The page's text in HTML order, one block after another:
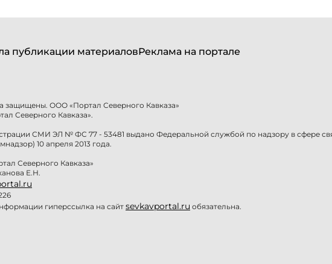
публикации материаловРеклама на портале
защищены. ООО «Портал Северного Кавказа»
Северного Кавказа».
СМИ ЭЛ № ФС 77 - 53481 выдано Федеральной службой по надзору в сфере
10 апреля 2013 года.
Северного Кавказа»
Е.Н.
гиперссылка на сайтsevkavportal.ru обязательна.